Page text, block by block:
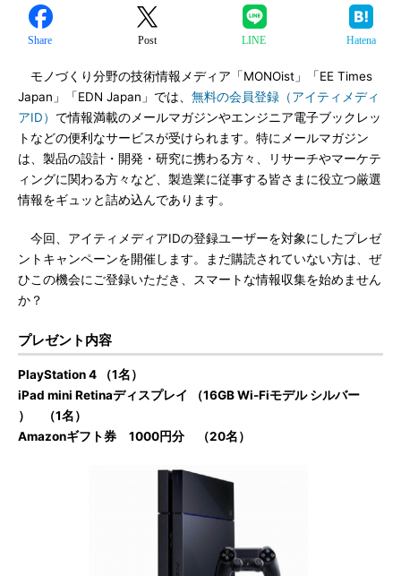
Share Post LINE Hatena
モノづくり分野の技術情報メディア「MONOist」「EE Times
Japan」「EDN Japan」では、 無料の会員登録（アイティメディ
アID） で情報満載のメールマガジンやエンジニア電子ブックレッ
トなどの便利なサービスが受けられます。特にメールマガジン
は、製品の設計・開発・研究に携わる方々、リサーチやマーケテ
ィングに関わる方々など、製造業に従事する皆さまに役立つ厳選
情報をギュッと詰め込んであります。
今回、アイティメディアIDの登録ユーザーを対象にしたプレゼ
ントキャンペーンを開催します。まだ購読されていない方は、ぜ
ひこの機会にご登録いただき、スマートな情報収集を始めません
か？
プレゼント内容
PlayStation 4 （1名）
iPad mini Retinaディスプレイ （16GB Wi-Fiモデル シルバー
） （1名）
Amazonギフト券 1000円分 （20名）